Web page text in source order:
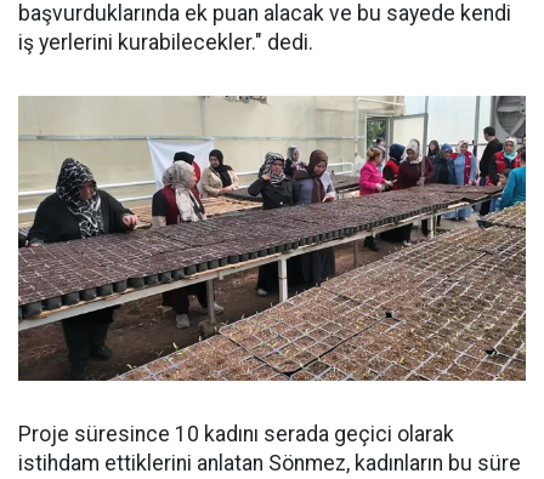
başvurduklarında ek puan alacak ve bu sayede kendi
iş yerlerini kurabilecekler." dedi.
Proje süresince 10 kadını serada geçici olarak
istihdam ettiklerini anlatan Sönmez, kadınların bu süre